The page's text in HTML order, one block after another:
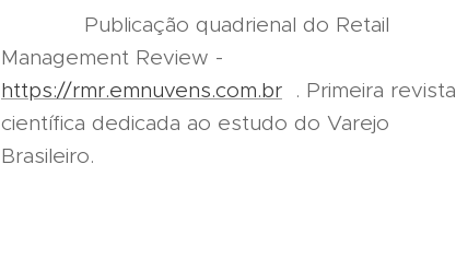
Publicação quadrienal do Retail
Management Review -
https://rmr.emnuvens.com.br . Primeira revista
científica dedicada ao estudo do Varejo
Brasileiro.